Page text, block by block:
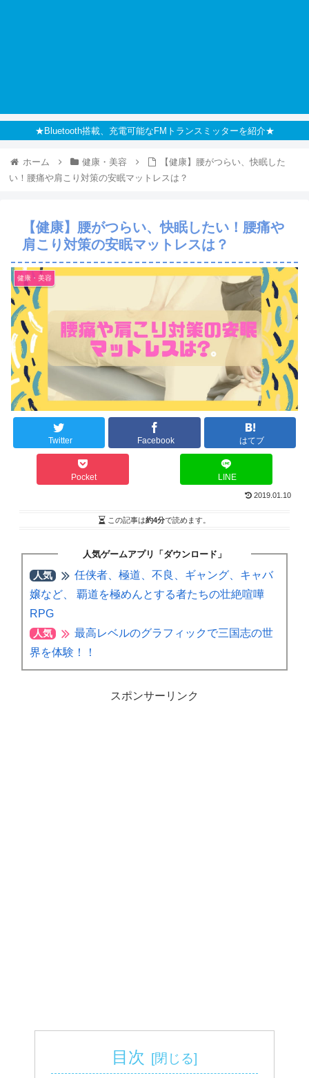
★Bluetooth搭載、充電可能なFMトランスミッターを紹介★
ホーム 健康・美容
【健康】腰がつらい、快眠した
い！腰痛や肩こり対策の安眠マットレスは？
【健康】腰がつらい、快眠したい！腰痛や
肩こり対策の安眠マットレスは？
健康・美容
Twitter Facebook はてブ
Pocket LINE
2019.01.10
この記事は約4分で読めます。
人気ゲームアプリ「ダウンロード」
人気
任侠者、極道、不良、ギャング、キャバ
嬢など、 覇道を極めんとする者たちの壮絶喧嘩
RPG
人気
最高レベルのグラフィックで三国志の世
界を体験！！
スポンサーリンク
目次